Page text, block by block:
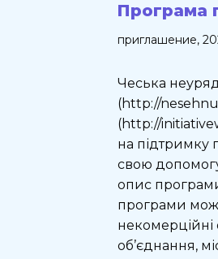
Програма
приглашение,
Чеська
(http://
(http://
на підтримку
свою допомогу
опис
програми
некомерційні
об’єднання,